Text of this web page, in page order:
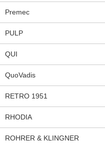
Premec
PULP
QUI
QuoVadis
RETRO 1951
RHODIA
ROHRER & KLINGNER